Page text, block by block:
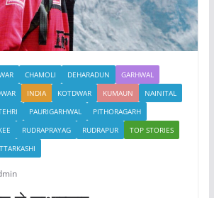
CHAMOLI DEHARADUN
GARHWAL
INDIA KOTDWAR KUMAUN
NAINITAL
PAURIGARHWAL
PITHORAGARH
RUDRAPRAYAG RUDRAPUR
TOP STORIES